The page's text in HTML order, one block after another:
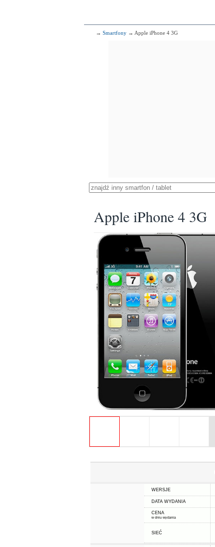
→ Smartfony → Apple iPhone 4 3G
Apple iPhone 4 3G
WERSJE
DATA WYDANIA
CENA
w dniu wydania
SIEĆ